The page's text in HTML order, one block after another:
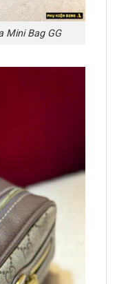
Mini Bag GG